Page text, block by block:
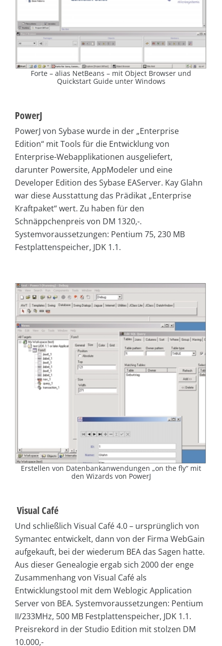
Forte – alias NetBeans – mit Object Browser und
Quickstart Guide unter Windows
PowerJ
PowerJ von Sybase wurde in der „Enterprise
Edition“ mit Tools für die Entwicklung von
Enterprise-Webapplikationen ausgeliefert,
darunter Powersite, AppModeler und eine
Developer Edition des Sybase EAServer. Kay Glahn
war diese Ausstattung das Prädikat „Enterprise
Kraftpaket“ wert. Zu haben für den
Schnäppchenpreis von DM 1320,-.
Systemvoraussetzungen: Pentium 75, 230 MB
Festplattenspeicher, JDK 1.1.
Erstellen von Datenbankanwendungen „on the fly“ mit
den Wizards von PowerJ
Visual Café
Und schließlich Visual Café 4.0 – ursprünglich von
Symantec entwickelt, dann von der Firma WebGain
aufgekauft, bei der wiederum BEA das Sagen hatte.
Aus dieser Genealogie ergab sich 2000 der enge
Zusammenhang von Visual Café als
Entwicklungstool mit dem Weblogic Application
Server von BEA. Systemvoraussetzungen: Pentium
II/233MHz, 500 MB Festplattenspeicher, JDK 1.1.
Preisrekord in der Studio Edition mit stolzen DM
10.000,-